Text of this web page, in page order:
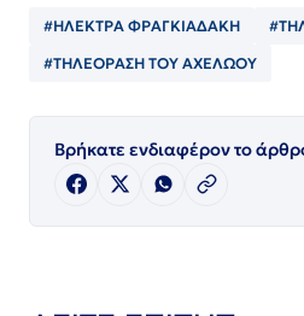
#ΗΛΕΚΤΡΑ ΦΡΑΓΚΙΑΔΑΚΗ
#ΤΗΛΕΟΡΑΣΗ ΤΟΥ ΑΧΕΛΩΟΥ
Βρήκατε ενδιαφέρον το